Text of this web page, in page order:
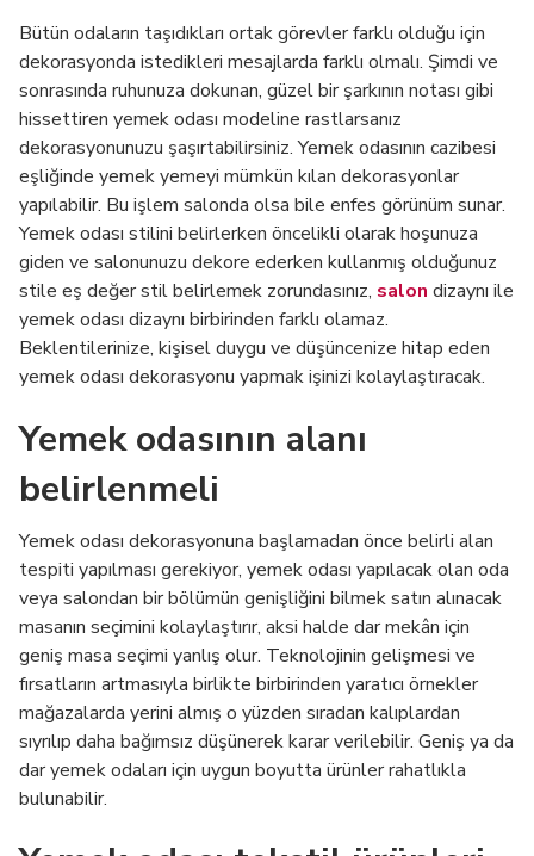
Bütün odaların taşıdıkları ortak görevler farklı olduğu için
dekorasyonda istedikleri mesajlarda farklı olmalı. Şimdi ve
sonrasında ruhunuza dokunan, güzel bir şarkının notası gibi
hissettiren yemek odası modeline rastlarsanız
dekorasyonunuzu şaşırtabilirsiniz. Yemek odasının cazibesi
eşliğinde yemek yemeyi mümkün kılan dekorasyonlar
yapılabilir. Bu işlem salonda olsa bile enfes görünüm sunar.
Yemek odası stilini belirlerken öncelikli olarak hoşunuza
giden ve salonunuzu dekore ederken kullanmış olduğunuz
stile eş değer stil belirlemek zorundasınız, salon dizaynı ile
yemek odası dizaynı birbirinden farklı olamaz.
Beklentilerinize, kişisel duygu ve düşüncenize hitap eden
yemek odası dekorasyonu yapmak işinizi kolaylaştıracak.
Yemek odasının alanı
belirlenmeli
Yemek odası dekorasyonuna başlamadan önce belirli alan
tespiti yapılması gerekiyor, yemek odası yapılacak olan oda
veya salondan bir bölümün genişliğini bilmek satın alınacak
masanın seçimini kolaylaştırır, aksi halde dar mekân için
geniş masa seçimi yanlış olur. Teknolojinin gelişmesi ve
fırsatların artmasıyla birlikte birbirinden yaratıcı örnekler
mağazalarda yerini almış o yüzden sıradan kalıplardan
sıyrılıp daha bağımsız düşünerek karar verilebilir. Geniş ya da
dar yemek odaları için uygun boyutta ürünler rahatlıkla
bulunabilir.